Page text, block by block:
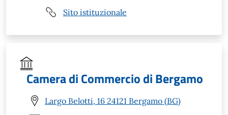
Sito istituzionale
Camera di Commercio di Bergamo
Largo Belotti, 16 24121 Bergamo (BG)